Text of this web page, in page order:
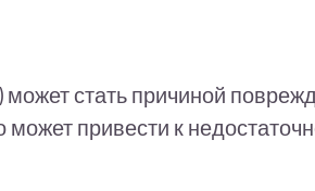
стать причиной
привести к